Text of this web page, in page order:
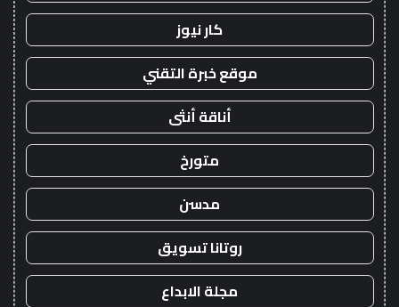
كار نيوز
موقع خبرة التقني
أناقة أنثى
متورخ
مدسن
روتانا تسويق
مجلة الابداع